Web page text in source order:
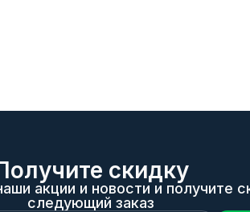
скидку
акции и новости и получите
следующий заказ